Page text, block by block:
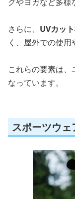
さらに、 UVカッ
く、屋外での使用
これらの要素は
なっています。
スポーツウェ